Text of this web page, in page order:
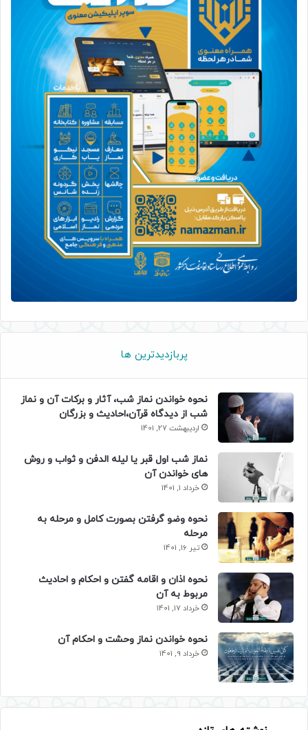
پربازدیدترین ها
نحوه خواندن نماز شب، آثار و برکات آن و نماز
شب از دیدگاه قرآن،احادیث و بزرگان
اردیبهشت 27, 1401
نماز شب اول قبر یا لیله الدفن و ثواب و روش
های خواندن آن
خرداد 1, 1401
نحوه وضو گرفتن بصورت کامل و مرحله به
مرحله
تیر 16, 1401
نحوه اذان و اقامه گفتن و احکام و احادیث
مربوط به آن
خرداد 17, 1401
نحوه خواندن نماز وحشت و احکام آن
خرداد 9, 1401